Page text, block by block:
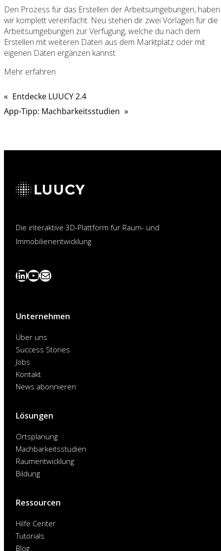
Den Prozess für das Erstellen der Arbeitsumgebungen, haben
wir komplett vereinfacht. Neu stehen dir zwei Vorlagen für die
Arbeitsumgebungen zur Verfügung, welche du nach dem
Erstellen mit weiteren Daten aus dem Marktplatz oder mit
eigenen Daten ergänzen kannst.
Mehr erfahren
« Entdecke LUUCY 2.4
App-Tipp: Machbarkeitsstudien »
Die interaktive 3D-Plattform für Raum- und
Immobilienentwicklung
LinkedIn
YouTube
News
Unternehmen
Über uns
Success Stories
Jobs
Kontakt
News abonnieren
Lösungen
Ortsplanung
Machbarkeitsstudien
Raumentwicklung
Bildung
Ressourcen
Hilfe Center
Tutorials
Blog